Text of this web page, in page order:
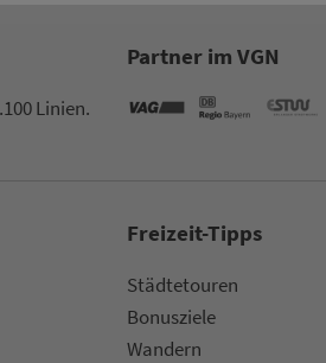
Linien.
Partner im VGN
Frei­zeit-Tipps
Städtetouren
Bonusziele
Wandern